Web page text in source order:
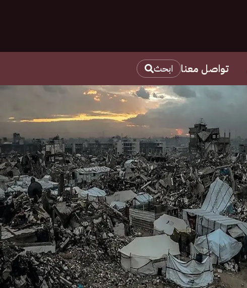
تواصل معنا ابحث